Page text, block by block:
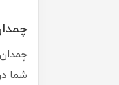
شما